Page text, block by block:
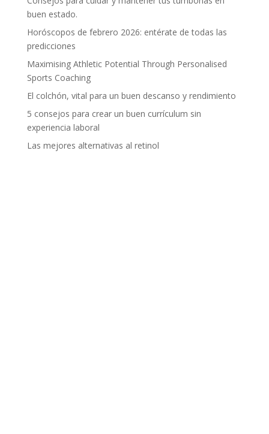
buen estado.
Horóscopos de febrero 2026: entérate de todas las
predicciones
Maximising Athletic Potential Through Personalised
Sports Coaching
El colchón, vital para un buen descanso y rendimiento
5 consejos para crear un buen currículum sin
experiencia laboral
Las mejores alternativas al retinol